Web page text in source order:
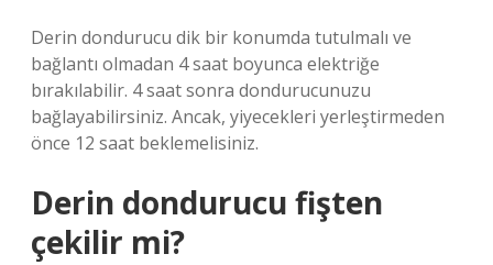
Derin dondurucu dik bir konumda tutulmalı ve
bağlantı olmadan 4 saat boyunca elektriğe
bırakılabilir. 4 saat sonra dondurucunuzu
bağlayabilirsiniz. Ancak, yiyecekleri yerleştirmeden
önce 12 saat beklemelisiniz.
Derin dondurucu fişten
çekilir mi?